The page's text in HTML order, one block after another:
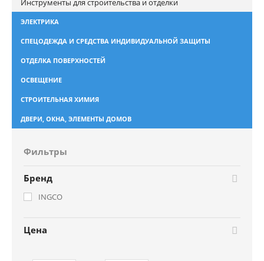
Инструменты для строительства и отделки
ЭЛЕКТРИКА
СПЕЦОДЕЖДА И СРЕДСТВА ИНДИВИДУАЛЬНОЙ ЗАЩИТЫ
ОТДЕЛКА ПОВЕРХНОСТЕЙ
ОСВЕЩЕНИЕ
СТРОИТЕЛЬНАЯ ХИМИЯ
ДВЕРИ, ОКНА, ЭЛЕМЕНТЫ ДОМОВ
Фильтры
Бренд
INGCO
Цена